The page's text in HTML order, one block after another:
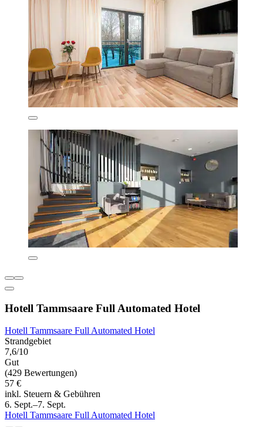
Hotell Tammsaare Full Automated Hotel
Hotell Tammsaare Full Automated Hotel
Strandgebiet
7,6/10
Gut
(429 Bewertungen)
57 €
inkl. Steuern & Gebühren
6. Sept.–7. Sept.
Hotell Tammsaare Full Automated Hotel